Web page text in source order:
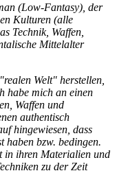
(Low-Fantasy), der
Kulturen (alle
Technik, Waffen,
Mittelalter
Welt" herstellen,
habe mich an einen
Waffen und
authentisch
hingewiesen, dass
haben bzw. bedingen.
in ihren Materialien und
zu der Zeit